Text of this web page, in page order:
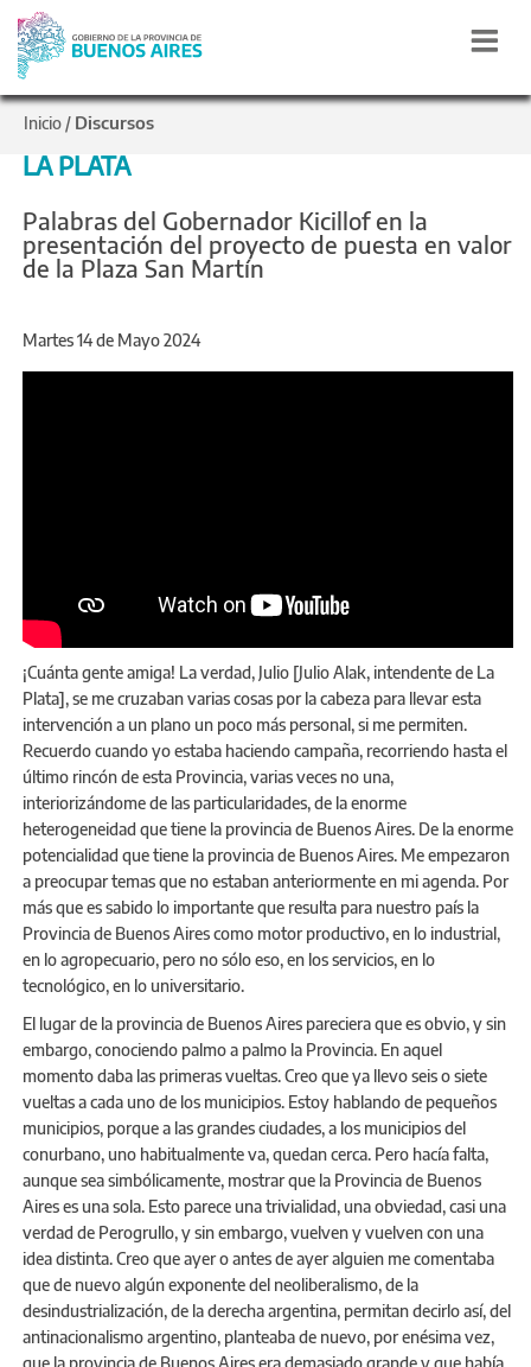
Inicio / Discursos
LA PLATA
Palabras del Gobernador Kicillof en la
presentación del proyecto de puesta en valor
de la Plaza San Martín
Martes 14 de Mayo 2024
¡Cuánta gente amiga! La verdad, Julio [Julio Alak, intendente de La
Plata], se me cruzaban varias cosas por la cabeza para llevar esta
intervención a un plano un poco más personal, si me permiten.
Recuerdo cuando yo estaba haciendo campaña, recorriendo hasta el
último rincón de esta Provincia, varias veces no una,
interiorizándome de las particularidades, de la enorme
heterogeneidad que tiene la provincia de Buenos Aires. De la enorme
potencialidad que tiene la provincia de Buenos Aires. Me empezaron
a preocupar temas que no estaban anteriormente en mi agenda. Por
más que es sabido lo importante que resulta para nuestro país la
Provincia de Buenos Aires como motor productivo, en lo industrial,
en lo agropecuario, pero no sólo eso, en los servicios, en lo
tecnológico, en lo universitario.
El lugar de la provincia de Buenos Aires pareciera que es obvio, y sin
embargo, conociendo palmo a palmo la Provincia. En aquel
momento daba las primeras vueltas. Creo que ya llevo seis o siete
vueltas a cada uno de los municipios. Estoy hablando de pequeños
municipios, porque a las grandes ciudades, a los municipios del
conurbano, uno habitualmente va, quedan cerca. Pero hacía falta,
aunque sea simbólicamente, mostrar que la Provincia de Buenos
Aires es una sola. Esto parece una trivialidad, una obviedad, casi una
verdad de Perogrullo, y sin embargo, vuelven y vuelven con una
idea distinta. Creo que ayer o antes de ayer alguien me comentaba
que de nuevo algún exponente del neoliberalismo, de la
desindustrialización, de la derecha argentina, permitan decirlo así, del
antinacionalismo argentino, planteaba de nuevo, por enésima vez,
que la provincia de Buenos Aires era demasiado grande y que había